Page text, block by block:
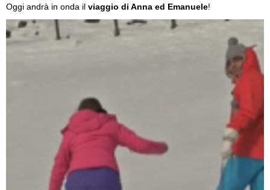
Oggi andrà in onda il viaggio di Anna ed Emanuele!